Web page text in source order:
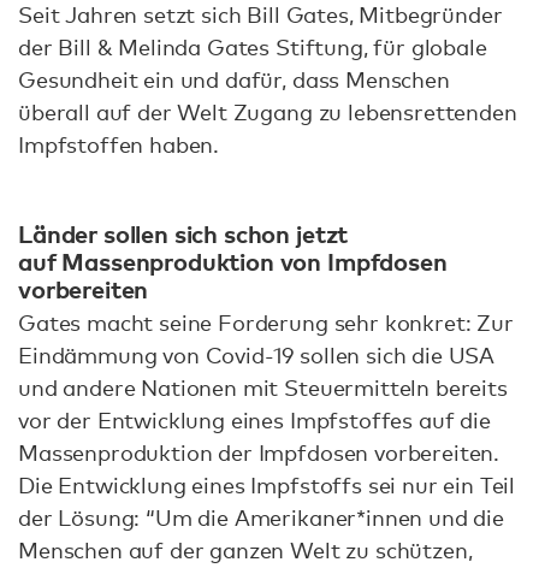
Seit Jahren setzt sich Bill Gates, Mitbegründer
der Bill & Melinda Gates Stiftung, für globale
Gesundheit ein und dafür, dass Menschen
überall auf der Welt Zugang zu lebensrettenden
Impfstoffen haben.
Länder sollen sich schon jetzt
auf Massenproduktion von Impfdosen
vorbereiten
Gates macht seine Forderung sehr konkret: Zur
Eindämmung von Covid-19 sollen sich die USA
und andere Nationen mit Steuermitteln bereits
vor der Entwicklung eines Impfstoffes auf die
Massenproduktion der Impfdosen vorbereiten.
Die Entwicklung eines Impfstoffs sei nur ein Teil
der Lösung: “Um die Amerikaner*innen und die
Menschen auf der ganzen Welt zu schützen,